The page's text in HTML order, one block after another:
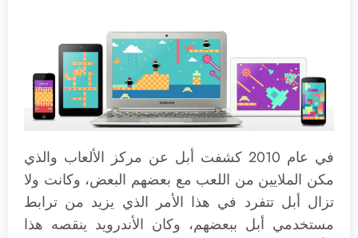
في عام 2010 كشفت أبل عن مركز الألعاب والذي
مكن الملايين من اللعب مع بعضهم البعض، وكانت ولا
تزال أبل تتفرد في هذا الأمر الذي يزيد من ترابط
مستخدمي أبل ببعضهم، وكان الأندرويد ينقصه هذا